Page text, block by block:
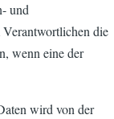
und
die
wenn eine der
wird von der